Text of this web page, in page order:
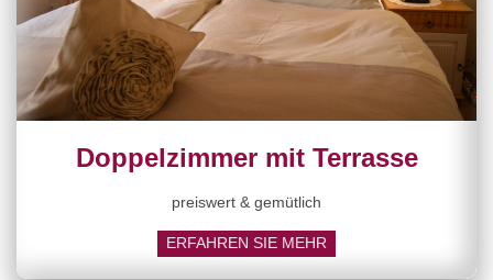
Doppelzimmer mit Terrasse
preiswert & gemütlich
ERFAHREN SIE MEHR